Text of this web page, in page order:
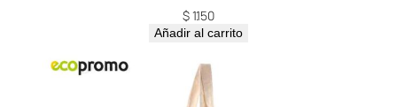
$1.150
Añadir al carrito